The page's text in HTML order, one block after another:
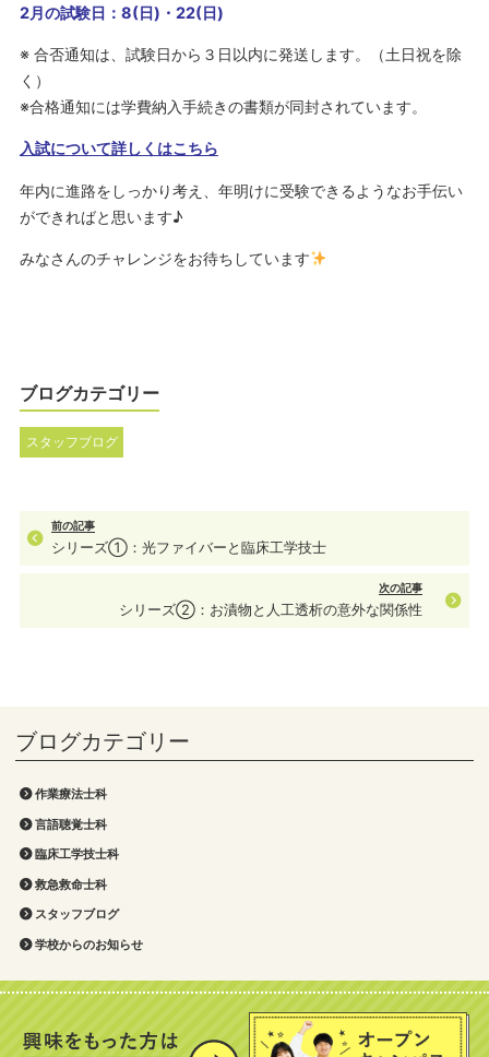
作業療法士科
言語聴覚士科
臨床工学技士科
救急救命士科
スタッフブログ
学校からのお知らせ
2月の試験日：8(日)・22(日)
※ 合否通知は、試験日から３日以内に発送します。（土日祝を除
く）
※合格通知には学費納入手続きの書類が同封されています。
入試について詳しくはこちら
年内に進路をしっかり考え、年明けに受験できるようなお手伝い
ができればと思います♪
みなさんのチャレンジをお待ちしています
ブログカテゴリー
スタッフブログ
前の記事
シリーズ①：光ファイバーと臨床工学技士
次の記事
シリーズ②：お漬物と人工透析の意外な関係性